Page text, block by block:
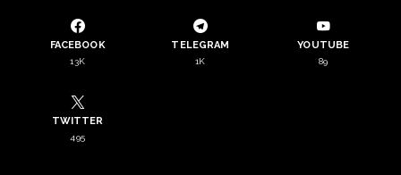
FACEBOOK
13K
TELEGRAM
1K
YOUTUBE
89
TWITTER
495